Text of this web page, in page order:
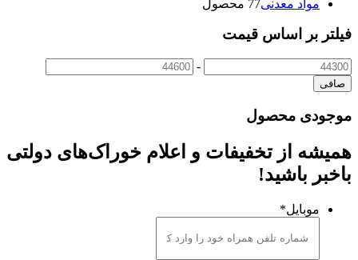
مواد معدنی 77 محصول
فیلتر بر اساس قیمت
-
صافی
موجودی محصول
همیشه از تخفیفات و اعلام خوراک‌های دولتی
باخبر باشید!
موبایل*